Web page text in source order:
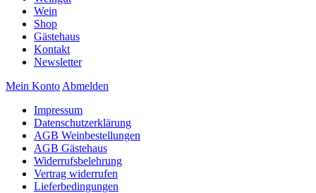
Wein
Shop
Gästehaus
Kontakt
Newsletter
Mein Konto Abmelden
Impressum
Datenschutzerklärung
AGB Weinbestellungen
AGB Gästehaus
Widerrufsbelehrung
Vertrag widerrufen
Lieferbedingungen